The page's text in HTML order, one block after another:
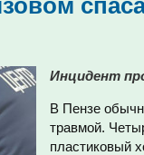
Инцидент
В Пензе
травмой.
пластиковый